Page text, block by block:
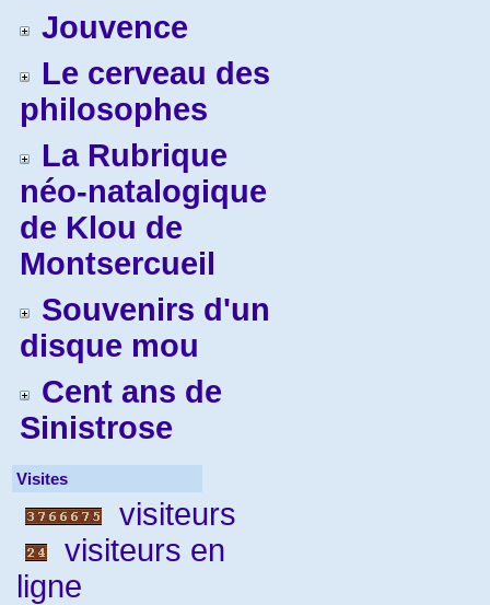
Jouvence
Le cerveau des
philosophes
La Rubrique
néo-natalogique
de Klou de
Montsercueil
Souvenirs d'un
disque mou
Cent ans de
Sinistrose
Visites
visiteurs
visiteurs en
ligne